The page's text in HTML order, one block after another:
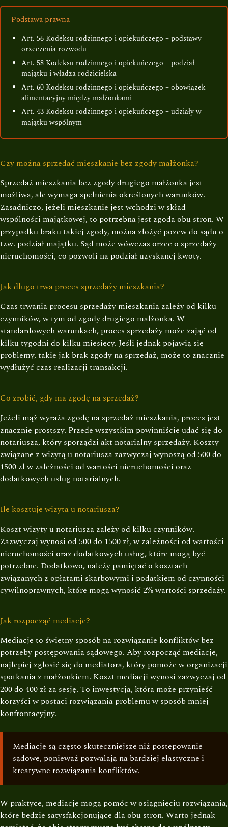
Podstawa prawna
Art. 56 Kodeksu rodzinnego i opiekuńczego – podstawy
orzeczenia rozwodu
Art. 58 Kodeksu rodzinnego i opiekuńczego – podział
majątku i władza rodzicielska
Art. 60 Kodeksu rodzinnego i opiekuńczego – obowiązek
alimentacyjny między małżonkami
Art. 43 Kodeksu rodzinnego i opiekuńczego – udziały w
majątku wspólnym
Czy można sprzedać mieszkanie bez zgody małżonka?
Sprzedaż mieszkania bez zgody drugiego małżonka jest
możliwa, ale wymaga spełnienia określonych warunków.
Zasadniczo, jeżeli mieszkanie jest wchodzi w skład
wspólności majątkowej, to potrzebna jest zgoda obu stron. W
przypadku braku takiej zgody, można złożyć pozew do sądu o
tzw. podział majątku. Sąd może wówczas orzec o sprzedaży
nieruchomości, co pozwoli na podział uzyskanej kwoty.
Jak długo trwa proces sprzedaży mieszkania?
Czas trwania procesu sprzedaży mieszkania zależy od kilku
czynników, w tym od zgody drugiego małżonka. W
standardowych warunkach, proces sprzedaży może zająć od
kilku tygodni do kilku miesięcy. Jeśli jednak pojawią się
problemy, takie jak brak zgody na sprzedaż, może to znacznie
wydłużyć czas realizacji transakcji.
Co zrobić, gdy ma zgodę na sprzedaż?
Jeżeli mąż wyraża zgodę na sprzedaż mieszkania, proces jest
znacznie prostszy. Przede wszystkim powinniście udać się do
notariusza, który sporządzi akt notarialny sprzedaży. Koszty
związane z wizytą u notariusza zazwyczaj wynoszą od 500 do
1500 zł w zależności od wartości nieruchomości oraz
dodatkowych usług notarialnych.
Ile kosztuje wizyta u notariusza?
Koszt wizyty u notariusza zależy od kilku czynników.
Zazwyczaj wynosi od 500 do 1500 zł, w zależności od wartości
nieruchomości oraz dodatkowych usług, które mogą być
potrzebne. Dodatkowo, należy pamiętać o kosztach
związanych z opłatami skarbowymi i podatkiem od czynności
cywilnoprawnych, które mogą wynosić 2% wartości sprzedaży.
Jak rozpocząć mediacje?
Mediacje to świetny sposób na rozwiązanie konfliktów bez
potrzeby postępowania sądowego. Aby rozpocząć mediacje,
najlepiej zgłosić się do mediatora, który pomoże w organizacji
spotkania z małżonkiem. Koszt mediacji wynosi zazwyczaj od
200 do 400 zł za sesję. To inwestycja, która może przynieść
korzyści w postaci rozwiązania problemu w sposób mniej
konfrontacyjny.
Mediacje są często skuteczniejsze niż postępowanie
sądowe, ponieważ pozwalają na bardziej elastyczne i
kreatywne rozwiązania konfliktów.
W praktyce, mediacje mogą pomóc w osiągnięciu rozwiązania,
które będzie satysfakcjonujące dla obu stron. Warto jednak